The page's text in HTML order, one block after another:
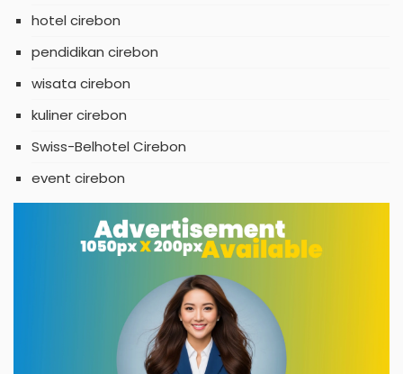
hotel cirebon
pendidikan cirebon
wisata cirebon
kuliner cirebon
Swiss-Belhotel Cirebon
event cirebon